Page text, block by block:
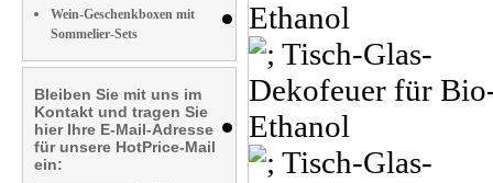
Wein-Geschenkboxen mit
Sommelier-Sets
Bleiben Sie mit uns im
Kontakt und tragen Sie
hier Ihre E-Mail-Adresse
für unsere HotPrice-Mail
ein: